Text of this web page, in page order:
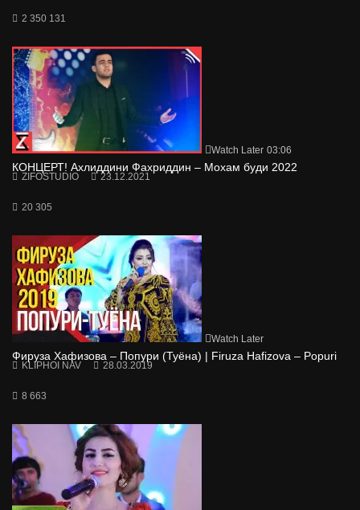
2 350 131
Watch Later 03:06
КОНЦЕРТ! Ахлиддини Фахриддин – Мохам буди 2022
ZIFOSTUDIO 23.12.2021
20 305
Watch Later
Фируза Хафизова – Попури (Туёна) | Firuza Hafizova – Popuri
KLIPHOI NAV 28.03.2019
8 663